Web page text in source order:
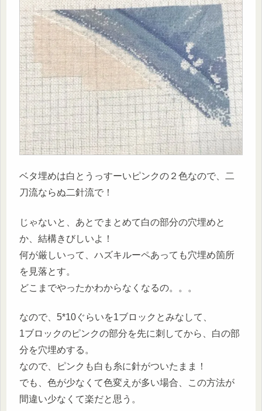
ベタ埋めは白とうっすーいピンクの２色なので、二
刀流ならぬ二針流で！
じゃないと、あとでまとめて白の部分の穴埋めと
か、結構きびしいよ！
何が厳しいって、ハズキルーペあっても穴埋め箇所
を見落とす。
どこまでやったかわからなくなるの。。。
なので、5*10ぐらいを1ブロックとみなして、
1ブロックのピンクの部分を先に刺してから、白の部
分を穴埋めする。
なので、ピンクも白も糸に針がついたまま！
でも、色が少なくて色変えが多い場合、この方法が
間違い少なくて楽だと思う。